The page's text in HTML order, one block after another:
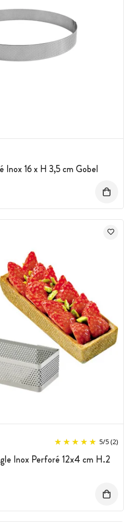
Inox 16 x H 3,5 cm Gobel
5/5(2)
Inox Perforé 12x4 cm H.2